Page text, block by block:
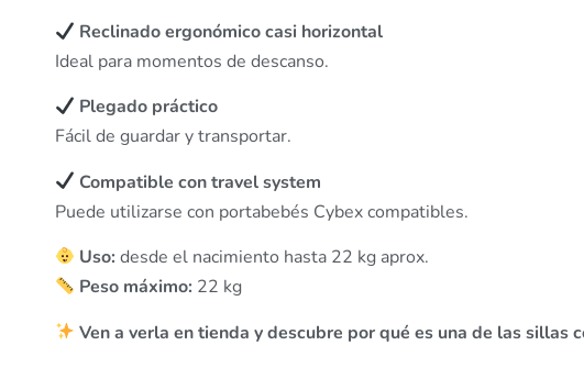
Reclinado ergonómico casi horizontal
Ideal para momentos de descanso.
Plegado práctico
Fácil de guardar y transportar.
Compatible con travel system
Puede utilizarse con portabebés Cybex compatibles.
Uso: desde el nacimiento hasta 22 kg aprox.
Peso máximo: 22 kg
Ven a verla en tienda y descubre por qué es una de las